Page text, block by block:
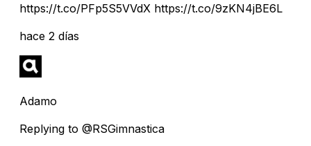
https://t.co/PFp5S5VVdX https://t.co/9zKN4jBE6L
hace 2 días
Adamo
Replying to @RSGimnastica